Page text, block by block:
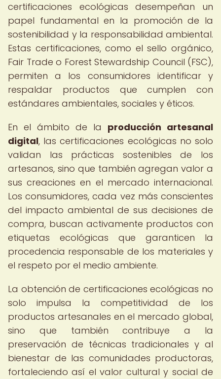
certificaciones ecológicas desempeñan un
papel fundamental en la promoción de la
sostenibilidad y la responsabilidad ambiental.
Estas certificaciones, como el sello orgánico,
Fair Trade o Forest Stewardship Council (FSC),
permiten a los consumidores identificar y
respaldar productos que cumplen con
estándares ambientales, sociales y éticos.
En el ámbito de la producción artesanal
digital, las certificaciones ecológicas no solo
validan las prácticas sostenibles de los
artesanos, sino que también agregan valor a
sus creaciones en el mercado internacional.
Los consumidores, cada vez más conscientes
del impacto ambiental de sus decisiones de
compra, buscan activamente productos con
etiquetas ecológicas que garanticen la
procedencia responsable de los materiales y
el respeto por el medio ambiente.
La obtención de certificaciones ecológicas no
solo impulsa la competitividad de los
productos artesanales en el mercado global,
sino que también contribuye a la
preservación de técnicas tradicionales y al
bienestar de las comunidades productoras,
fortaleciendo así el valor cultural y social de